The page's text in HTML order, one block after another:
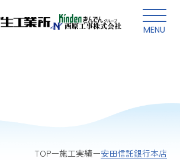
MENU
TOP 施工実績 安田信託銀行本店